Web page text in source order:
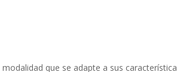
que se adapte a sus